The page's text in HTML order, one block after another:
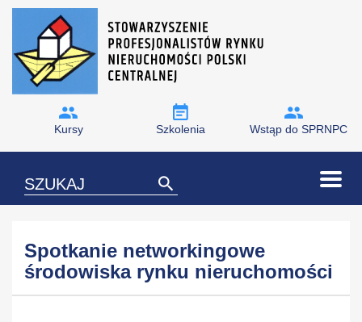
Kursy Szkolenia Wstąp do SPRNPC
Spotkanie networkingowe
środowiska rynku nieruchomości